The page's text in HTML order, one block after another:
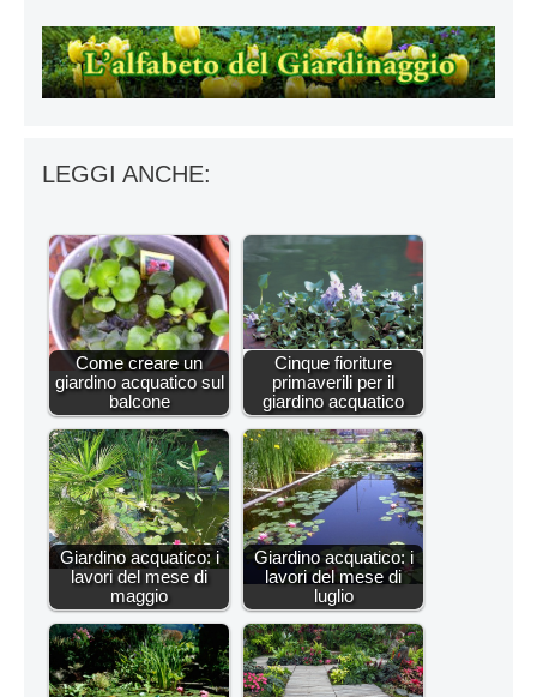
LEGGI ANCHE:
Come creare un
giardino acquatico sul
balcone
Cinque fioriture
primaverili per il
giardino acquatico
Giardino acquatico: i
lavori del mese di
maggio
Giardino acquatico: i
lavori del mese di
luglio